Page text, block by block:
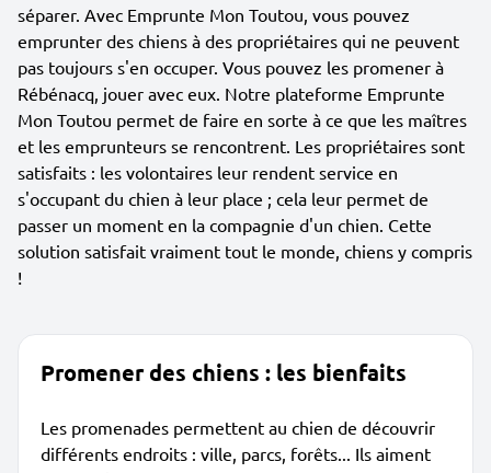
séparer. Avec Emprunte Mon Toutou, vous pouvez
emprunter des chiens à des propriétaires qui ne peuvent
pas toujours s'en occuper. Vous pouvez les promener à
Rébénacq, jouer avec eux. Notre plateforme Emprunte
Mon Toutou permet de faire en sorte à ce que les maîtres
et les emprunteurs se rencontrent. Les propriétaires sont
satisfaits : les volontaires leur rendent service en
s'occupant du chien à leur place ; cela leur permet de
passer un moment en la compagnie d'un chien. Cette
solution satisfait vraiment tout le monde, chiens y compris
!
Promener des chiens : les bienfaits
Les promenades permettent au chien de découvrir
différents endroits : ville, parcs, forêts... Ils aiment